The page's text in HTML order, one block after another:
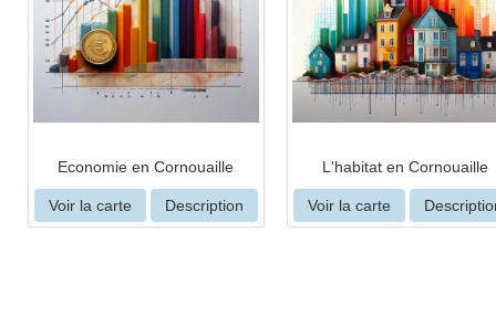
Economie en Cornouaille
Voir la carte Description
L'habitat en Cornouaille
Voir la carte